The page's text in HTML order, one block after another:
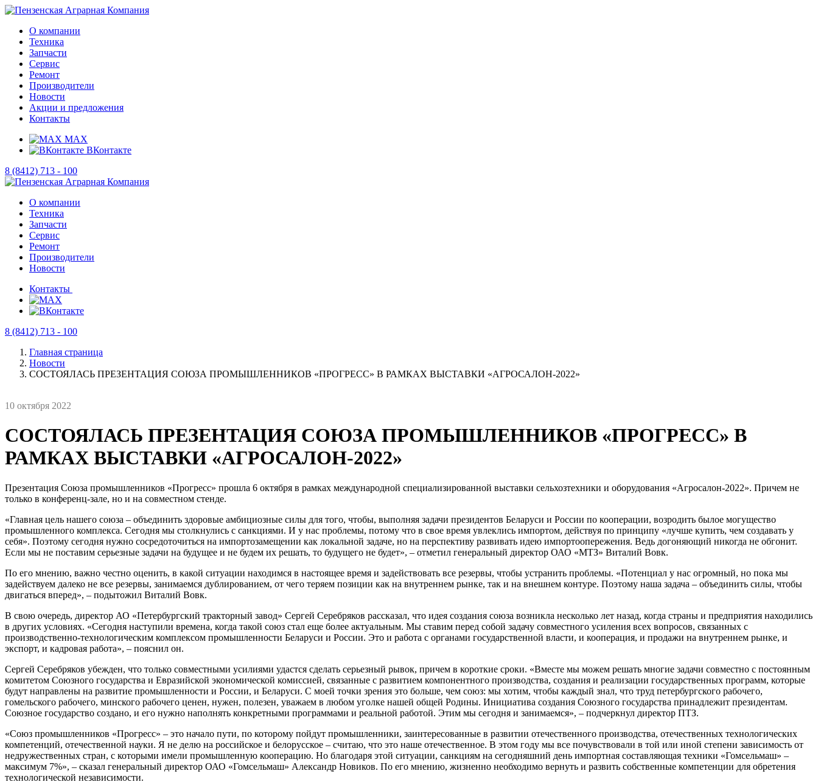
О компании
Техника
Запчасти
Сервис
Ремонт
Производители
Новости
Акции и предложения
Контакты
MAX
ВКонтакте
8 (8412) 713 - 100
О компании
Техника
Запчасти
Сервис
Ремонт
Производители
Новости
Контакты
8 (8412) 713 - 100
Главная страница
Новости
СОСТОЯЛАСЬ ПРЕЗЕНТАЦИЯ СОЮЗА ПРОМЫШЛЕННИКОВ «ПРОГРЕСС» В РАМКАХ ВЫСТАВКИ «АГРОСАЛОН-2022»
10 октября 2022
СОСТОЯЛАСЬ ПРЕЗЕНТАЦИЯ СОЮЗА ПРОМЫШЛЕННИКОВ «ПРОГРЕСС» В
РАМКАХ ВЫСТАВКИ «АГРОСАЛОН-2022»
Презентация Союза промышленников «Прогресс» прошла 6 октября в рамках международной специализированной выставки сельхозтехники и оборудования «Агросалон-2022». Причем не
только в конференц-зале, но и на совместном стенде.
«Главная цель нашего союза – объединить здоровые амбициозные силы для того, чтобы, выполняя задачи президентов Беларуси и России по кооперации, возродить былое могущество
промышленного комплекса. Сегодня мы столкнулись с санкциями. И у нас проблемы, потому что в свое время увлеклись импортом, действуя по принципу «лучше купить, чем создавать у
себя». Поэтому сегодня нужно сосредоточиться на импортозамещении как локальной задаче, но на перспективу развивать идею импортоопережения. Ведь догоняющий никогда не обгонит.
Если мы не поставим серьезные задачи на будущее и не будем их решать, то будущего не будет», – отметил генеральный директор ОАО «МТЗ» Виталий Вовк.
По его мнению, важно честно оценить, в какой ситуации находимся в настоящее время и задействовать все резервы, чтобы устранить проблемы. «Потенциал у нас огромный, но пока мы
задействуем далеко не все резервы, занимаемся дублированием, от чего теряем позиции как на внутреннем рынке, так и на внешнем контуре. Поэтому наша задача – объединить силы, чтобы
двигаться вперед», – подытожил Виталий Вовк.
В свою очередь, директор АО «Петербургский тракторный завод» Сергей Серебряков рассказал, что идея создания союза возникла несколько лет назад, когда страны и предприятия находились
в других условиях. «Сегодня наступили времена, когда такой союз стал еще более актуальным. Мы ставим перед собой задачу совместного усиления всех вопросов, связанных с
производственно-технологическим комплексом промышленности Беларуси и России. Это и работа с органами государственной власти, и кооперация, и продажи на внутреннем рынке, и
экспорт, и кадровая работа», – пояснил он.
Сергей Серебряков убежден, что только совместными усилиями удастся сделать серьезный рывок, причем в короткие сроки. «Вместе мы можем решать многие задачи совместно с постоянным
комитетом Союзного государства и Евразийской экономической комиссией, связанные с развитием компонентного производства, создания и реализации государственных программ, которые
будут направлены на развитие промышленности и России, и Беларуси. С моей точки зрения это больше, чем союз: мы хотим, чтобы каждый знал, что труд петербургского рабочего,
гомельского рабочего, минского рабочего ценен, нужен, полезен, уважаем в любом уголке нашей общей Родины. Инициатива создания Союзного государства принадлежит президентам.
Союзное государство создано, и его нужно наполнять конкретными программами и реальной работой. Этим мы сегодня и занимаемся», – подчеркнул директор ПТЗ.
«Союз промышленников «Прогресс» – это начало пути, по которому пойдут промышленники, заинтересованные в развитии отечественного производства, отечественных технологических
компетенций, отечественной науки. Я не делю на российское и белорусское – считаю, что это наше отечественное. В этом году мы все почувствовали в той или иной степени зависимость от
недружественных стран, с которыми имели промышленную кооперацию. Но благодаря этой ситуации, санкциям на сегодняшний день импортная составляющая техники «Гомсельмаш» –
максимум 7%», – сказал генеральный директор ОАО «Гомсельмаш» Александр Новиков. По его мнению, жизненно необходимо вернуть и развить собственные компетенции для обретения
технологической независимости.